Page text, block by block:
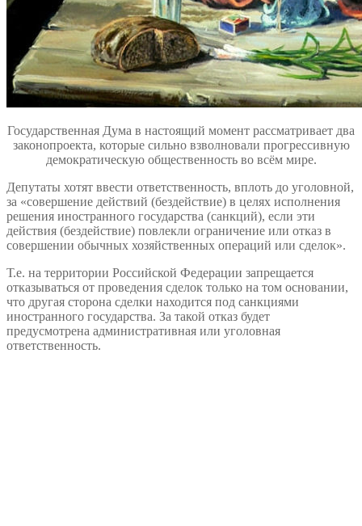
Государственная Дума в настоящий момент рассматривает два
законопроекта, которые сильно взволновали прогрессивную
демократическую общественность во всём мире.
Депутаты хотят ввести ответственность, вплоть до уголовной,
за «совершение действий (бездействие) в целях исполнения
решения иностранного государства (санкций), если эти
действия (бездействие) повлекли ограничение или отказ в
совершении обычных хозяйственных операций или сделок».
Т.е. на территории Российской Федерации запрещается
отказываться от проведения сделок только на том основании,
что другая сторона сделки находится под санкциями
иностранного государства. За такой отказ будет
предусмотрена административная или уголовная
ответственность.